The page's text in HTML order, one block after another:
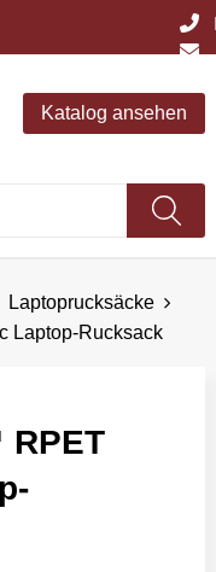
Katalog ansehen
Laptoprucksäcke
Laptop-Rucksack
RPET